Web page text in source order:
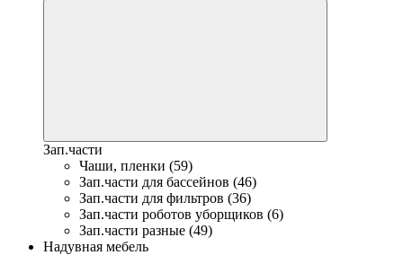
Зап.части
Чаши, пленки (59)
Зап.части для бассейнов (46)
Зап.части для фильтров (36)
Зап.части роботов уборщиков (6)
Зап.части разные (49)
Надувная мебель